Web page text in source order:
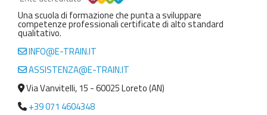
Una scuola di formazione che punta a sviluppare
competenze professionali certificate di alto standard
qualitativo.
INFO@E-TRAIN.IT
ASSISTENZA@E-TRAIN.IT
Via Vanvitelli, 15 - 60025 Loreto (AN)
+39 071 4604348